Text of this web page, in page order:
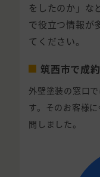
をしたのか」な
で役立つ情報が
てください。
筑西市で成
外壁塗装の窓口
す。そのお客様
問しました。